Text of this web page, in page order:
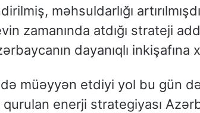
məhsuldarlığı
zamanında atdığı strateji
dayanıqlı inkişafına
müəyyən etdiyi yol bu gün
enerji strategiyası